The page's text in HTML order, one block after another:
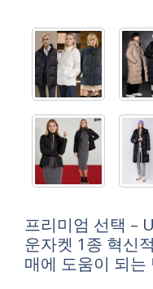
프리미엄 선택 –
운자켓 1종 혁신
매에 도움이 되는